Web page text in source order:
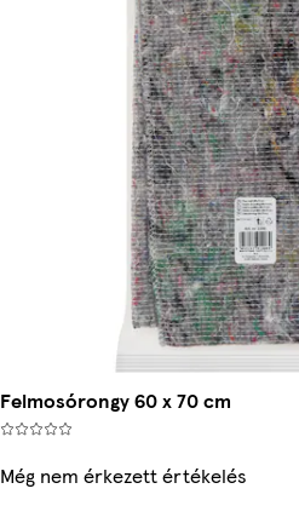
Felmosórongy 60 x 70 cm
Még nem érkezett értékelés